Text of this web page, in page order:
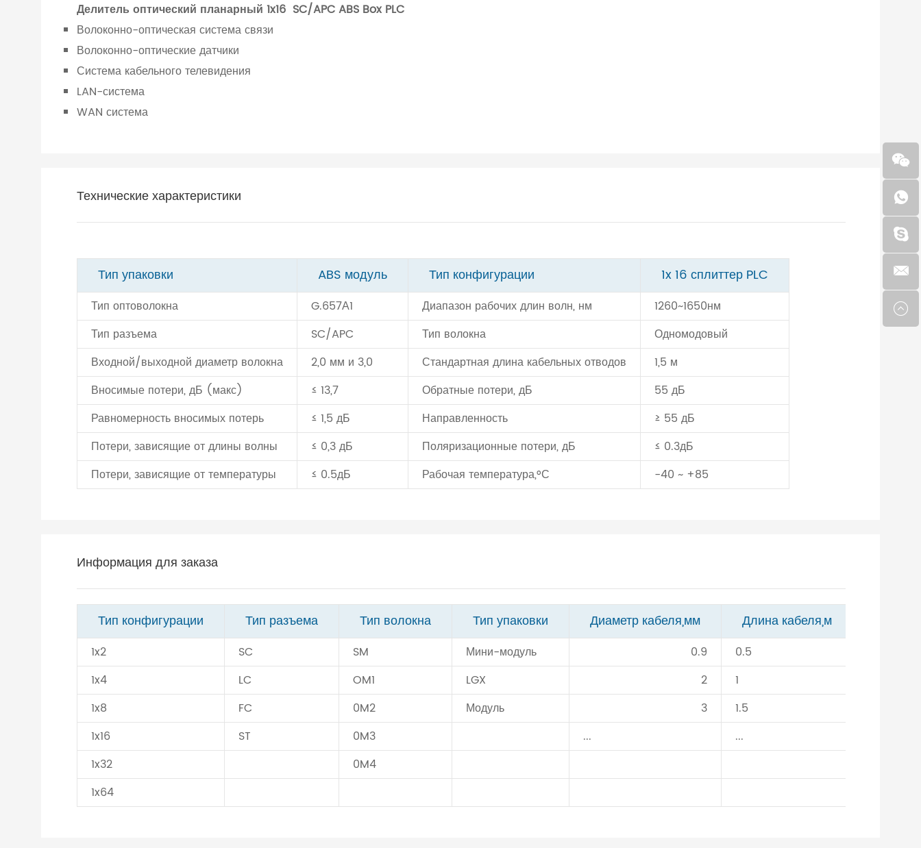
Делитель оптический планарный 1x16 SC/APC ABS Box PLC
Волоконно-оптическая система связи
Волоконно-оптические датчики
Система кабельного телевидения
LAN-система
WAN система
Технические характеристики
Тип упаковки ABS модуль Тип конфигурации 1x 16 сплиттер PLC
Тип оптоволокна G.657А1 Диапазон рабочих длин волн, нм
1260~1650нм
Тип разъема
SC/APC Тип волокна
Одномодовый
Входной/выходной диаметр волокна
2,0 мм и 3,0 Стандартная длина кабельных отводов
1,5 м
Вносимые потери, дБ (макс)
≤ 13,7 Обратные потери, дБ
55 дБ
Равномерность вносимых потерь
≤ 1,5 дБ Направленность
≥ 55 дБ
Потери, зависящие от длины волны
≤ 0,3 дБ Поляризационные потери, дБ
≤ 0.3дБ
Потери, зависящие от температуры
≤ 0.5дБ Рабочая температура,°С -40 ~ +85
Информация для заказа
Тип конфигурации Тип разъема Тип волокна Тип упаковки Диаметр кабеля,мм Длина кабеля,м
1x2 SC SM Мини-модуль 0.9
0.5
1x4
LC OM1 LGX 2
1
1x8
FC 0M2 Модуль 3
1.5
1x16
ST 0M3 ...
...
1x32
0M4
1x64